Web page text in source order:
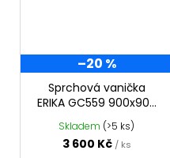
–20 %
Sprchová vanička
ERIKA GC559 900x900
mm, profilovaná
Skladem (>5 ks)
3 600 Kč / ks